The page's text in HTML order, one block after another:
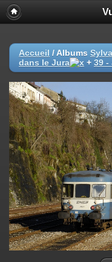
Accueil / Albums
dans le Jura
+ 39 -